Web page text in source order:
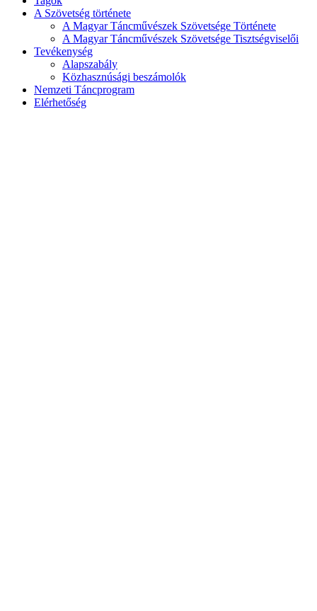
A Szövetség története
A Magyar Táncművészek Szövetsége Története
A Magyar Táncművészek Szövetsége Tisztségviselői
Tevékenység
Alapszabály
Közhasznúsági beszámolók
Nemzeti Táncprogram
Elérhetőség